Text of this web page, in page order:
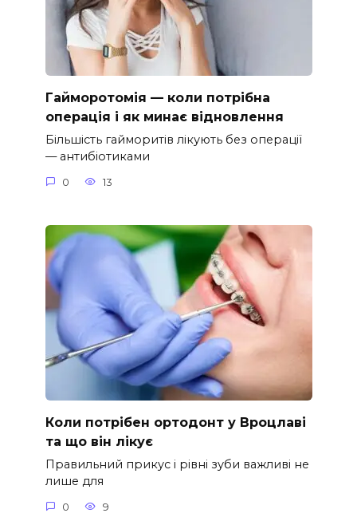
Гайморотомія — коли потрібна
операція і як минає відновлення
Більшість гайморитів лікують без операції
— антибіотиками
0 13
Коли потрібен ортодонт у Вроцлаві
та що він лікує
Правильний прикус і рівні зуби важливі не
лише для
0 9